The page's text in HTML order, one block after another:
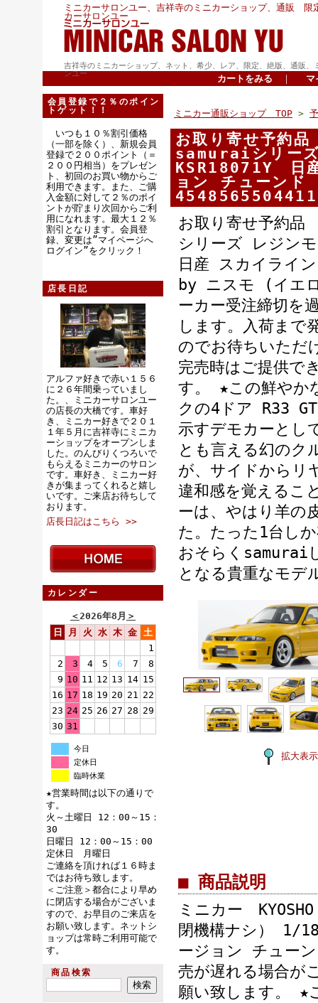
ミニカーサロンユー、吉祥寺のミニカーショップ、通販 限
カーサロンユー
吉祥寺のミニカーショップ、ネット、希少、レア、限定、絶版、通販、
ンユー
カートをみる ｜ マ
会員登録で２％のポイン
トゲット！！
いつも１０％割引価格
（一部を除く）、新規会員
登録で２００ポイント（＝
２００円相当）をプレゼン
ト、初回のお買い物からご
利用できます。また、ご購
入金額に対して２％のポイ
ントが貯まり次回からご利
用になれます。最大１２％
割引となります。会員登
録、変更は”マイページへ
ログイン”をクリック！
店長日記
アルファ好きで赤い１５６
に２６年間乗っていまし
た。、ミニカーサロンユー
の店長の大橋です。車好
き、ミニカー好きで２０１
１年５月に吉祥寺にミニカ
ーショップをオープンしま
した。のんびりくつろいで
もらえるミニカーのサロン
です。車好き、ミニカー好
きが集まってくれると嬉し
いです。ご来店お待ちして
おります。
店長日記はこちら >>
カレンダー
＜2026年8月 ＞
日
月 火 水 木 金 土
1
2
3 4 5 6 7
8
9 10 11 12 13 14 15
16 17 18 19 20 21 22
23 24 25 26 27 28 29
30 31
今日
定休日
臨時休業
★営業時間は以下の通りで
す。
火～土曜日 12：00～15：
30
日曜日 12：00～15：00
定休日 月曜日
ご連絡を頂ければ１６時ま
ではお待ち致します。
＜ご注意＞都合により早め
に閉店する場合がございま
すので、お早目のご来店を
お願い致します。ネットシ
ョップは常時ご利用可能で
す。
商品検索
ミニカー通販ショップ TOP >
お取り寄せ予約
samuraiシリー
KSR18071Y 日
ョン チューン
4548565504411
お取り寄せ予約
シリーズ レジン
日産 スカイライ
by ニスモ (イエ
ーカー受注締切を
します。入荷まで
のでお待ちいただ
完売時はご提供で
す。 ★この鮮やか
クの4ドア R33
示すデモカーとし
とも言える幻のク
が、サイドからリ
違和感を覚えるこ
ーは、やはり羊の
た。たった1台し
おそらくsamurai
となる貴重なモデ
拡大表示
■ 商品説明
ミニカー
閉機構ナシ） 1/
ージョン チュー
売が遅れる場合が
願い致します。 ★